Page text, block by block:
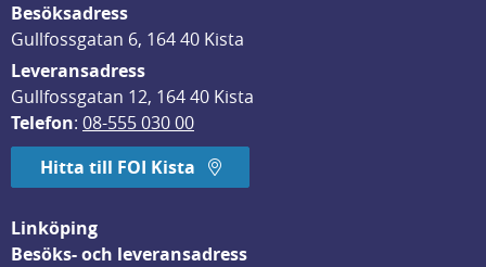
Besöksadress
Gullfossgatan 6, 164 40 Kista
Leveransadress
Gullfossgatan 12, 164 40 Kista
Telefon: 08-555 030 00
Hitta till FOI Kista
Linköping
Besöks- och leveransadress